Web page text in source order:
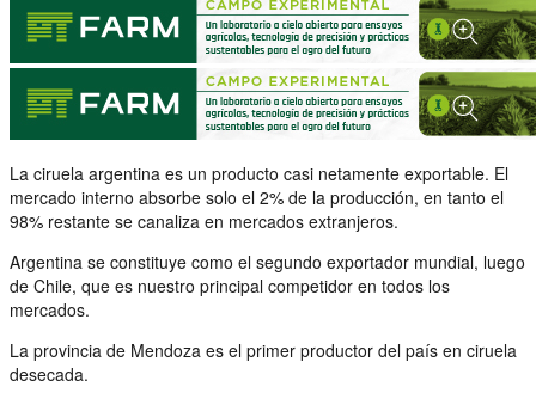
La ciruela argentina es un producto casi netamente exportable. El
mercado interno absorbe solo el 2% de la producción, en tanto el
98% restante se canaliza en mercados extranjeros.
Argentina se constituye como el segundo exportador mundial, luego
de Chile, que es nuestro principal competidor en todos los
mercados.
La provincia de Mendoza es el primer productor del país en ciruela
desecada.